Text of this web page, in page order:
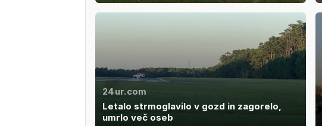
24ur.com
Letalo strmoglavilo v gozd in zagorelo,
umrlo več oseb